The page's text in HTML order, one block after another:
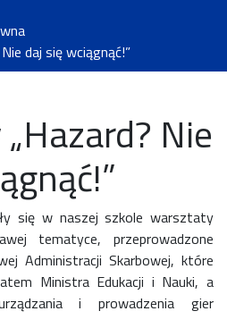
daj się wciągnąć!”
Nie
się w naszej szkole warsztaty
tematyce, przeprowadzone
Administracji Skarbowej, które
Ministra Edukacji i Nauki, a
i prowadzenia gier